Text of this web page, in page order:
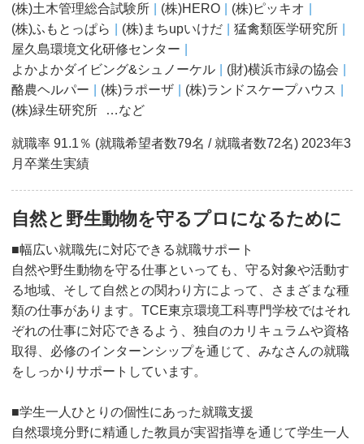
(株)土木管理総合試験所 (株)HERO
(株)ピッキオ
(株)ふもとっぱら
(株)まちupいけだ
猛禽類医学研究所
屋久島環境文化研修センター
よかよかダイビング&シュノーケル
(財)横浜市緑の協会
酪農ヘルパー
(株)ラポーザ
(株)ランドスケープハウス
(株)緑生研究所
…など
就職率 91.1％ (就職希望者数79名 / 就職者数72名) 2023年3
⽉卒業⽣実績
自然と野生動物を守るプロになるために
■幅広い就職先に対応できる就職サポート
自然や野生動物を守る仕事といっても、守る対象や活動す
る地域、そして自然との関わり方によって、さまざまな種
類の仕事があります。TCE東京環境工科専門学校ではそれ
ぞれの仕事に対応できるよう、独自のカリキュラムや資格
取得、必修のインターンシップを通じて、みなさんの就職
をしっかりサポートしています。
■学生一人ひとりの個性にあった就職支援
自然環境分野に精通した教員が実習指導を通じて学生一人